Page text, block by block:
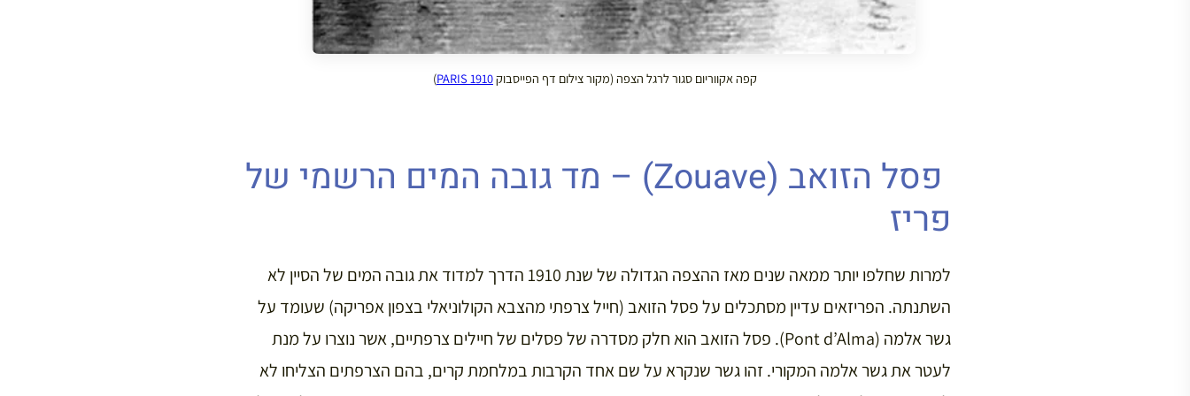
קפה אקווריום סגור לרגל הצפה (מקור צילום דף הפייסבוקPARIS 1910
)
פסל הזואב (Zouave) – מד גובה המים הרשמי של
פריז
למרות שחלפו יותר ממאה שנים מאז ההצפה הגדולה של שנת 1910 הדרך למדוד את גובה המים של הסיין לא
השתנתה. הפריזאים עדיין מסתכלים על פסל הזואב (חייל צרפתי מהצבא הקולוניאלי בצפון אפריקה) שעומד על
גשר אלמה (Pont d’Alma). פסל הזואב הוא חלק מסדרה של פסלים של חיילים צרפתיים, אשר נוצרו על מנת
לעטר את גשר אלמה המקורי. זהו גשר שנקרא על שם אחד הקרבות במלחמת קרים, בהם הצרפתים הצליחו לא